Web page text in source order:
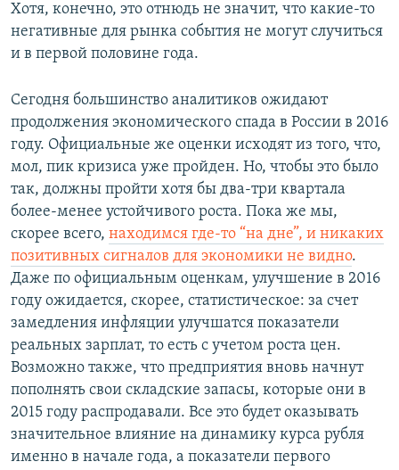
Хотя, конечно, это отнюдь не значит, что какие-то
негативные для рынка события не могут случиться
и в первой половине года.
Сегодня большинство аналитиков ожидают
продолжения экономического спада в России в 2016
году. Официальные же оценки исходят из того, что,
мол, пик кризиса уже пройден. Но, чтобы это было
так, должны пройти хотя бы два-три квартала
более-менее устойчивого роста. Пока же мы,
скорее всего, находимся где-то “на дне”, и никаких
позитивных сигналов для экономики не видно.
Даже по официальным оценкам, улучшение в 2016
году ожидается, скорее, статистическое: за счет
замедления инфляции улучшатся показатели
реальных зарплат, то есть с учетом роста цен.
Возможно также, что предприятия вновь начнут
пополнять свои складские запасы, которые они в
2015 году распродавали. Все это будет оказывать
значительное влияние на динамику курса рубля
именно в начале года, а показатели первого